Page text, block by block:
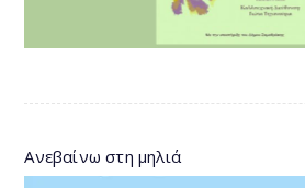
Ανεβαίνω στη μηλιά